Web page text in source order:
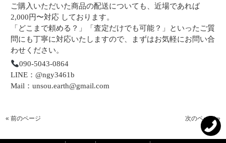
ご購入いただいた商品の配送についても、近場であれば
2,000円〜対応 しております。
「どこまで頼める？」「査定だけでも可能？」といったご質
問にも丁寧に対応いたしますので、まずはお気軽にお問い合
わせください。
090-5043-0864
LINE：@ngy3461b
Mail：unsou.earth@gmail.com
« 前のページ 次のページ »